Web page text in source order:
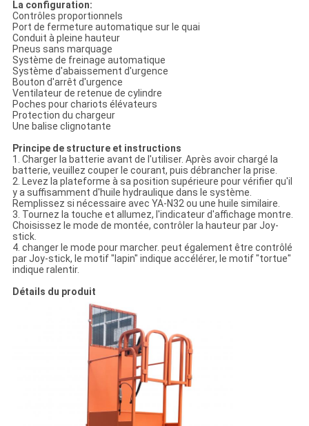
La configuration:
Contrôles proportionnels
Port de fermeture automatique sur le quai
Conduit à pleine hauteur
Pneus sans marquage
Système de freinage automatique
Système d'abaissement d'urgence
Bouton d'arrêt d'urgence
Ventilateur de retenue de cylindre
Poches pour chariots élévateurs
Protection du chargeur
Une balise clignotante
Principe de structure et instructions
1. Charger la batterie avant de l'utiliser. Après avoir chargé la
batterie, veuillez couper le courant, puis débrancher la prise.
2. Levez la plateforme à sa position supérieure pour vérifier qu'il
y a suffisamment d'huile hydraulique dans le système.
Remplissez si nécessaire avec YA-N32 ou une huile similaire.
3. Tournez la touche et allumez, l'indicateur d'affichage montre.
Choisissez le mode de montée, contrôler la hauteur par Joy-
stick.
4. changer le mode pour marcher. peut également être contrôlé
par Joy-stick, le motif "lapin" indique accélérer, le motif "tortue"
indique ralentir.
Détails du produit